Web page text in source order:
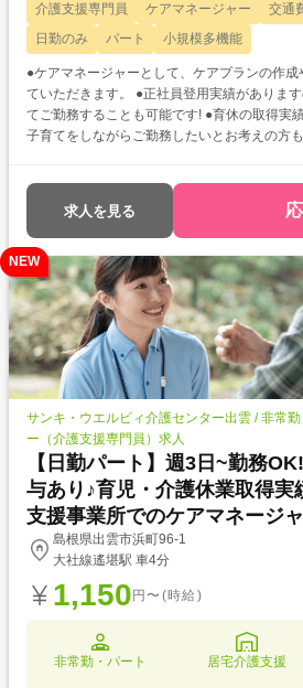
介護支援専門員 ケアマネージャー 交通
日勤のみ
パート 小規模多機能
●ケアマネージャーとして、ケアプランの作
ていただきます。 ●正社員登用実績がありま
てご勤務することも可能です! ●育休の取得実
子育てをしながらご勤務したいとお考えの方
求人を見る
NEW
サンキ・ウエルビィ介護センター出雲 / 非常
ー（介護支援専門員）求人
【日勤パート】週3日~勤務
与あり♪育児・介護休業取得
支援事業所でのケアマネージ
島根県出雲市浜町96-1
大社線遙堪駅 車4分
1,150 円〜(時給)
非常勤・パート 居宅介護支援